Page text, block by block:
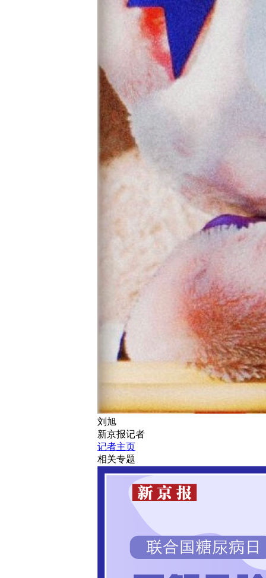
刘旭
新京报记者
记者主页
相关专题